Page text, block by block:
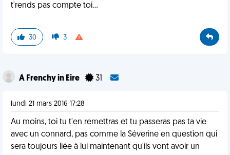
t'rends pas compte toi...
30 3
A Frenchy in Eire 31
lundi 21 mars 2016 17:28
Au moins, toi tu t'en remettras et tu passeras pas ta vie
avec un connard, pas comme la Séverine en question qui
sera toujours liée à lui maintenant qu'ils vont avoir un